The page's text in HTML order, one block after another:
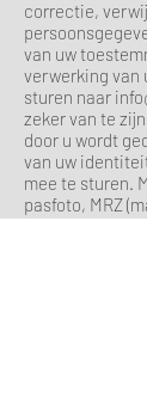
correctie,
van uw
verwerking van
sturen naar
zeker van te
door u wordt
van uw
mee te sturen.
pasfoto, MRZ
strook met